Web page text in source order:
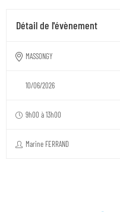
Détail de l'évènement
MASSONGY
10/06/2026
9h00 à 13h00
Marine FERRAND